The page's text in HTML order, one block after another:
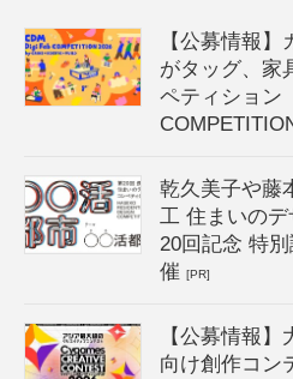
【公募情報
がタッグ、家
ペティション
乾久美子や藤
工 住まいの
20回記念 特
催[PR]
【公募情報
向け創作コン